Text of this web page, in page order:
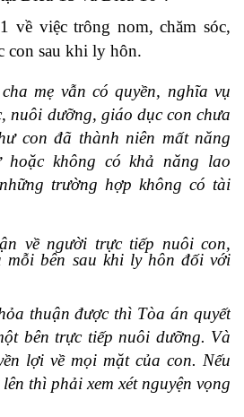
về việc trông nom, chăm sóc,
con sau khi ly hôn.
mẹ vẫn có quyền, nghĩa vụ
nuôi dưỡng, giáo dục con chưa
con đã thành niên mất năng
không có khả năng lao
trường hợp không có tài
về người trực tiếp nuôi con,
mỗi bên sau khi ly hôn đối với
thuận được thì Tòa án quyết
bên trực tiếp nuôi dưỡng. Và
lợi về mọi mặt của con. Nếu
thì phải xem xét nguyện vọng